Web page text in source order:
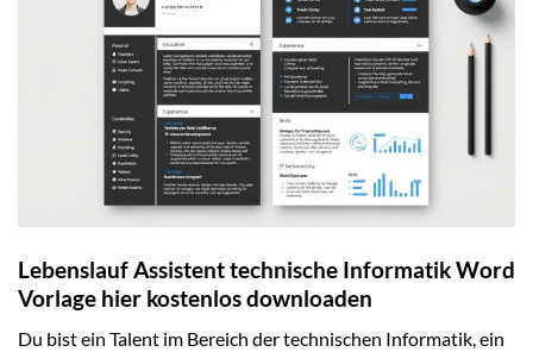
Lebenslauf Assistent technische Informatik Word
Vorlage hier kostenlos downloaden
Du bist ein Talent im Bereich der technischen Informatik, ein